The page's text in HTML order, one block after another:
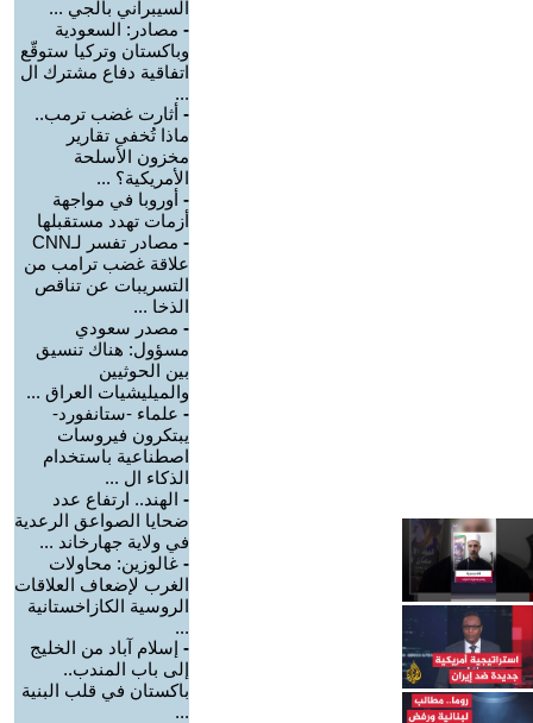
السيبراني بالجي ...
- مصادر: السعودية
وباكستان وتركيا ستوقّع
اتفاقية دفاع مشترك ال
...
- أثارت غضب ترمب..
ماذا تُخفي تقارير
مخزون الأسلحة
الأمريكية؟ ...
- أوروبا في مواجهة
أزمات تهدد مستقبلها
-
مصادر تفسر لـCNN
علاقة غضب ترامب من
التسريبات عن تناقص
الذخا ...
- مصدر سعودي
مسؤول: هناك تنسيق
بين الحوثيين
والميليشيات العراق ...
- علماء -ستانفورد-
يبتكرون فيروسات
اصطناعية باستخدام
الذكاء ال ...
- الهند.. ارتفاع عدد
ضحايا الصواعق الرعدية
في ولاية جهارخاند ...
- غالوزين: محاولات
الغرب لإضعاف العلاقات
الروسية الكازاخستانية
...
- إسلام آباد من الخليج
إلى باب المندب..
باكستان في قلب البنية
...